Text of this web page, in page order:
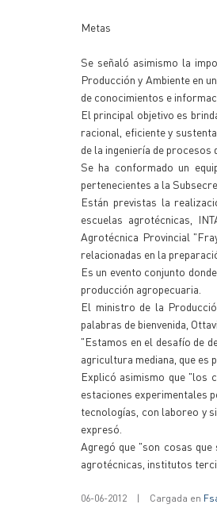
Metas
Se señaló asimismo la
Producción y Ambiente en
de conocimientos e
El principal objetivo es
racional, eficiente y
de la ingeniería de
Se ha conformado un
pertenecientes a la
Están previstas la
escuelas agrotécnicas,
Agrotécnica Provincial
relacionadas en la
Es un evento conjunto
producción agropecuaria.
El ministro de la
palabras de bienvenida,
"Estamos en el desafío de
agricultura mediana, que es
Explicó asimismo que "los
estaciones experimentales
tecnologías, con laboreo y
expresó.
Agregó que "son cosas
agrotécnicas, institutos
06-06-2012 | Cargada en